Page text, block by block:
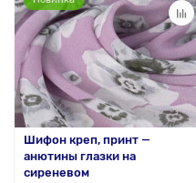
Шифон креп, принт —
анютины глазки на
сиреневом